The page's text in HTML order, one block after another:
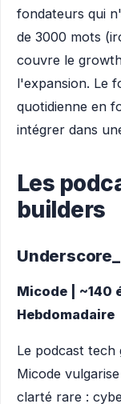
fondateurs qui
de 3000 mots
couvre le
l'expansion. Le
quotidienne en
intégrer dans
Les
builders
Underscore_
Micode | ~140
Hebdomadaire
Le podcast tech
Micode
clarté rare :